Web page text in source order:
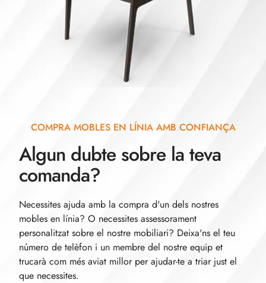
COMPRA MOBLES EN LÍNIA AMB CONFIANÇA
Algun dubte sobre la teva
comanda?
Necessites ajuda amb la compra d'un dels nostres
mobles en línia? O necessites assessorament
personalitzat sobre el nostre mobiliari? Deixa'ns el teu
número de telèfon i un membre del nostre equip et
trucarà com més aviat millor per ajudar-te a triar just el
que necessites.